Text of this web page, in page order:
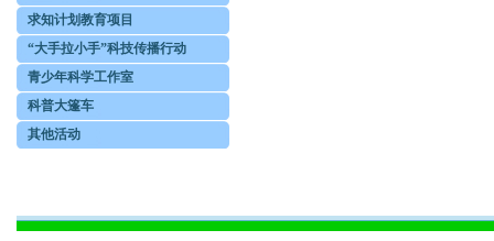
求知计划教育项目
“大手拉小手”科技传播行动
青少年科学工作室
科普大篷车
其他活动